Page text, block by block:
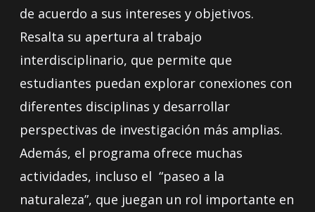
de acuerdo a sus intereses y objetivos.
Resalta su apertura al trabajo
interdisciplinario, que permite que
estudiantes puedan explorar conexiones con
diferentes disciplinas y desarrollar
perspectivas de investigación más amplias.
Además, el programa ofrece muchas
actividades, incluso el “paseo a la
naturaleza”, que juegan un rol importante en